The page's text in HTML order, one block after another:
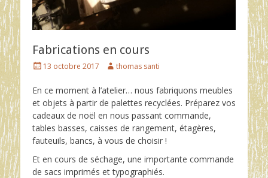
Fabrications en cours
Posted13 octobre 2017 Authorthomas santi
En ce moment à l’atelier… nous fabriquons meubles
et objets à partir de palettes recyclées. Préparez vos
cadeaux de noël en nous passant commande,
tables basses, caisses de rangement, étagères,
fauteuils, bancs, à vous de choisir !
Et en cours de séchage, une importante commande
de sacs imprimés et typographiés.